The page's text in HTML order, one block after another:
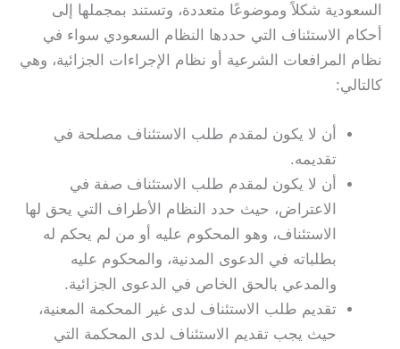
السعودية شكلاً وموضوعًا متعددة، وتستند بمجملها إلى
أحكام الاستئناف التي حددها النظام السعودي سواء في
نظام المرافعات الشرعية أو نظام الإجراءات الجزائية، وهي
كالتالي:
أن لا يكون لمقدم طلب الاستئناف مصلحة في
تقديمه.
أن لا يكون لمقدم طلب الاستئناف صفة في
الاعتراض، حيث حدد النظام الأطراف التي يحق لها
الاستئناف، وهو المحكوم عليه أو من لم يحكم له
بطلباته في الدعوى المدنية، والمحكوم عليه
والمدعي بالحق الخاص في الدعوى الجزائية.
تقديم طلب الاستئناف لدى غير المحكمة المعنية،
حيث يجب تقديم الاستئناف لدى المحكمة التي